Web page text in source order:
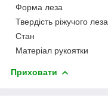
Форма леза
Твердість ріжучого леза
Стан
Матеріал рукоятки
Приховати